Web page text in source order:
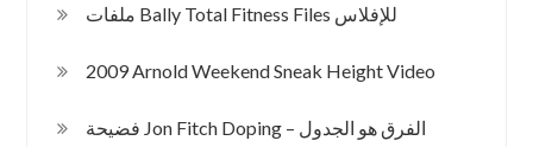
ملفات Bally Total Fitness Files للإفلاس
2009 Arnold Weekend Sneak Height Video
فضيحة Jon Fitch Doping – الفرق هو الجدول